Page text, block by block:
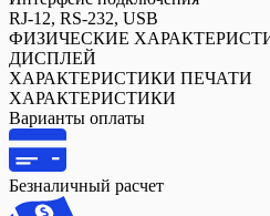
RJ-12, RS-232, USB
ФИЗИЧЕСКИЕ
ДИСПЛЕЙ
ХАРАКТЕРИСТИКИ ПЕЧАТИ
ХАРАКТЕРИСТИКИ
Варианты оплаты
Безналичный расчет